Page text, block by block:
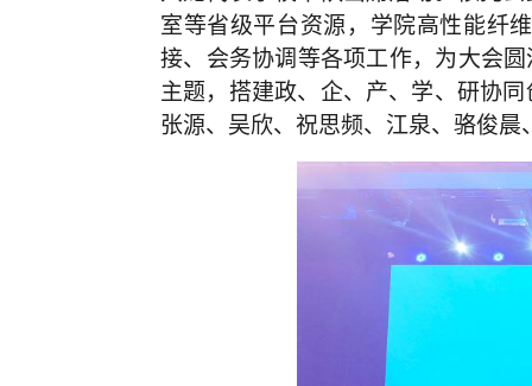
室等省级平台资源，学院高性能纤
接、会务协调等各项工作，为大会
主题，搭建政、企、产、学、研协
张源、吴欣、祝思频、江泉、骆俊